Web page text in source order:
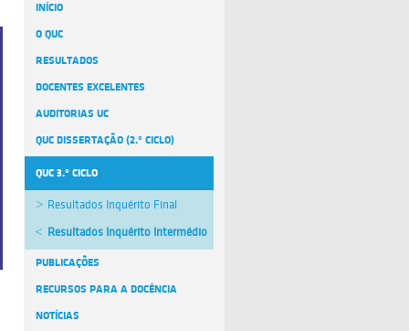
INÍCIO
O QUC
RESULTADOS
DOCENTES EXCELENTES
AUDITORIAS UC
QUC DISSERTAÇÃO (2.º CICLO)
QUC 3.º CICLO
Resultados Inquérito Final
Resultados Inquérito Intermédio
PUBLICAÇÕES
RECURSOS PARA A DOCÊNCIA
NOTÍCIAS